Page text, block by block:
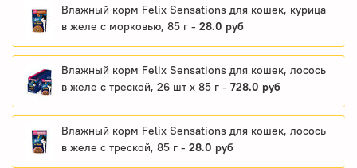
Влажный корм Felix Sensations для кошек, курица
в желе с морковью, 85 г - 28.0 руб
Влажный корм Felix Sensations для кошек, лосось
в желе с треской, 26 шт x 85 г - 728.0 руб
Влажный корм Felix Sensations для кошек, лосось
в желе с треской, 85 г - 28.0 руб